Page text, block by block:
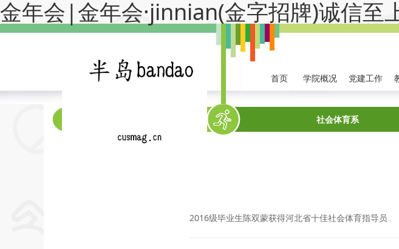
金年会|金年会·jinnian(金字招牌)诚信至
首页 学院概况 党建工作
社会体育系
2016级毕业生陈双蒙获得河北省十佳社会体育指导员